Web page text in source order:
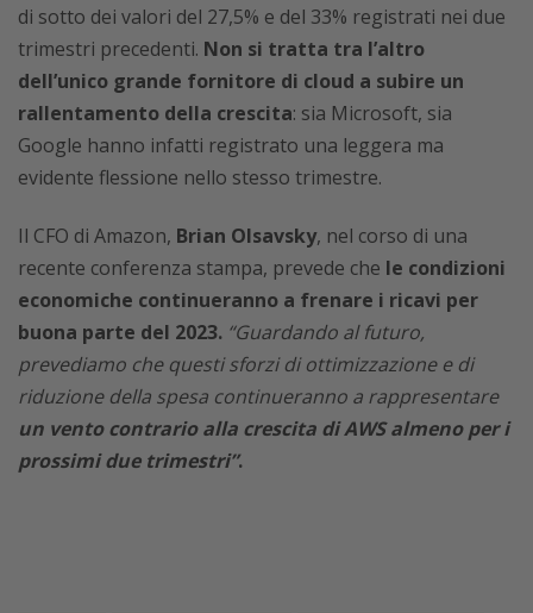
di sotto dei valori del 27,5% e del 33% registrati nei due
trimestri precedenti. Non si tratta tra l’altro
dell’unico grande fornitore di cloud a subire un
rallentamento della crescita: sia Microsoft, sia
Google hanno infatti registrato una leggera ma
evidente flessione nello stesso trimestre.
Il CFO di Amazon, Brian Olsavsky, nel corso di una
recente conferenza stampa, prevede che le condizioni
economiche continueranno a frenare i ricavi per
buona parte del 2023. “Guardando al futuro,
prevediamo che questi sforzi di ottimizzazione e di
riduzione della spesa continueranno a rappresentare
un vento contrario alla crescita di AWS almeno per i
prossimi due trimestri”.